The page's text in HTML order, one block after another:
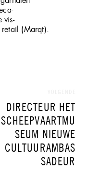
vis-
retail (Marqt).
VOLGEND
BERICHT:
DIRECTEUR HET
SCHEEPVAARTMU
SEUM NIEUWE
CULTUURAMBAS
SADEUR